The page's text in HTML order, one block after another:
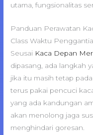
utama, fungsionalitas
Panduan Perawatan
Class Waktu
Seusai Kaca Depan
dipasang, ada langkah
jika itu masih tetap
terus pakai pencuci
yang ada kandungan
akan menolong jaga
menghindari goresan.